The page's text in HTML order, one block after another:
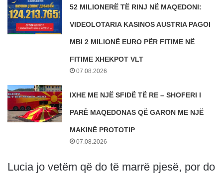
52 MILIONERË TË RINJ NË MAQEDONI:
VIDEOLOTARIA KASINOS AUSTRIA PAGOI
MBI 2 MILIONË EURO PËR FITIME NË
FITIME XHEKPOT VLT
07.08.2026
IXHE ME NJË SFIDË TË RE – SHOFERI I
PARË MAQEDONAS QË GARON ME NJË
MAKINË PROTOTIP
07.08.2026
Lucia jo vetëm që do të marrë pjesë, por do